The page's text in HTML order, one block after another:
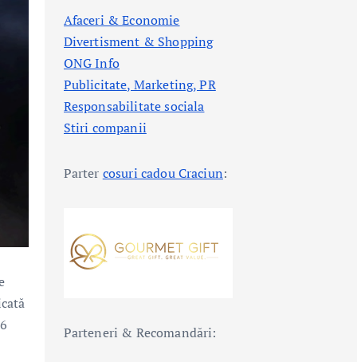
Afaceri & Economie
Divertisment & Shopping
ONG Info
Publicitate, Marketing, PR
Responsabilitate sociala
Stiri companii
Parter cosuri cadou Craciun:
Parteneri & Recomandări: